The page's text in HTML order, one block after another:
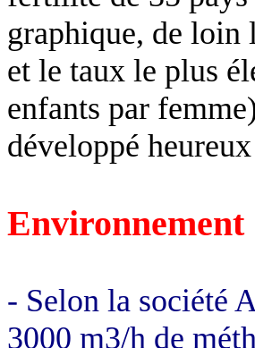
graphique, de loin
et le taux le plus
enfants par
développé
Environnement
- Selon la société
3000 m3/h de